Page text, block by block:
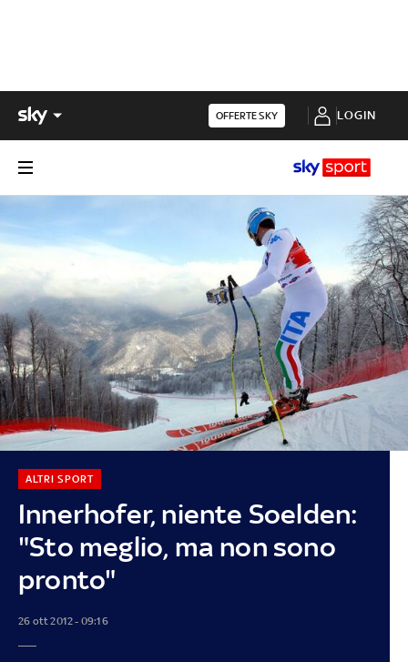
OFFERTE SKY LOGIN
Innerhofer, niente Soelden:
"Sto meglio, ma non sono
pronto"
ALTRI SPORT
26 ott 2012 - 09:16